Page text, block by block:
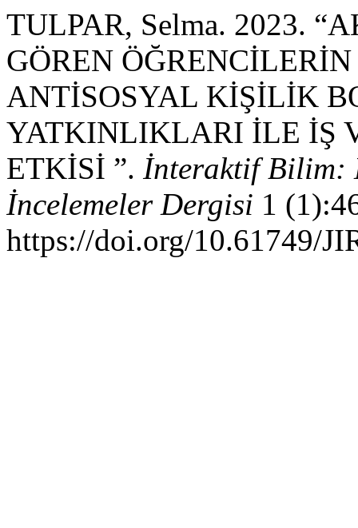
TULPAR, Selma. 2023.
GÖREN
ANTİSOSYAL KİŞİLİK
YATKINLIKLARI İLE İŞ
ETKİSİ ”. İnteraktif Bilim:
İncelemeler Dergisi 1
https://doi.org/10.61749/